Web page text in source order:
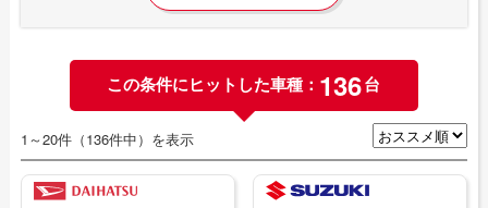
この条件にヒットした車種： 136台
1～20件（136件中）を表示